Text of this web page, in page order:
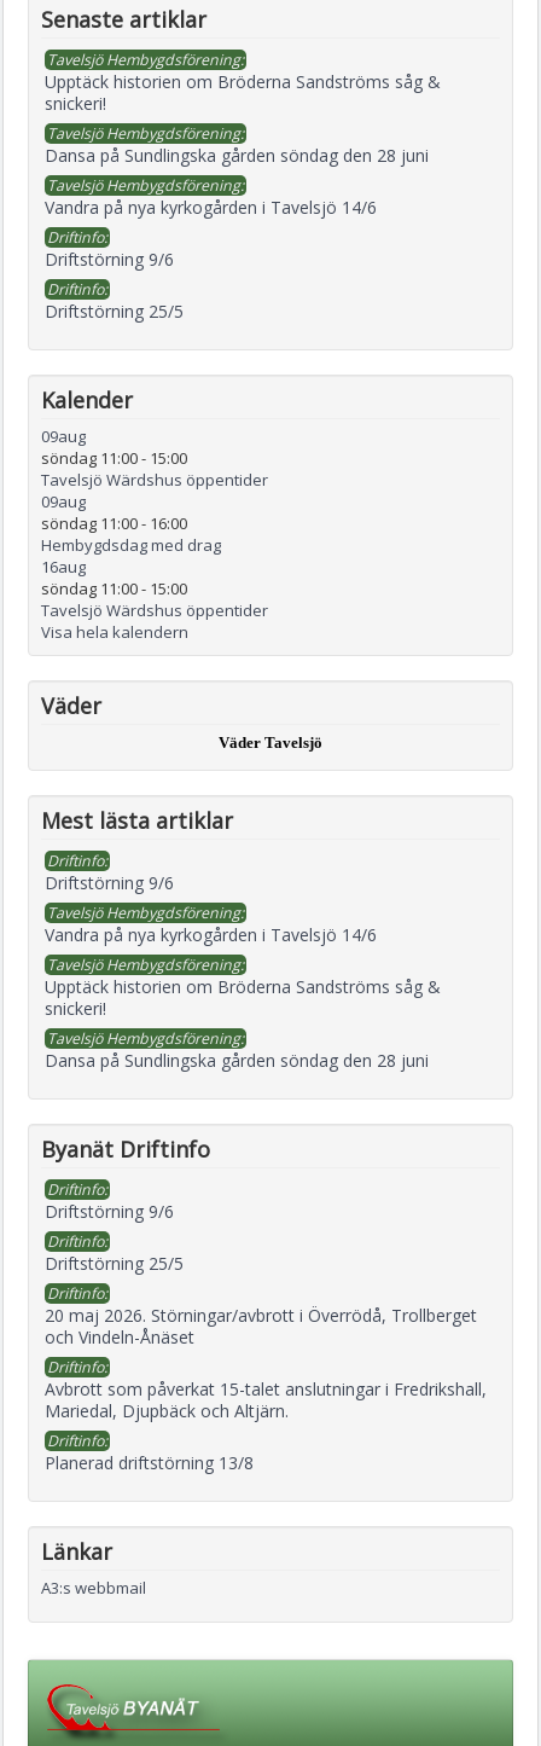
Senaste artiklar
Tavelsjö Hembygdsförening:
Upptäck historien om Bröderna Sandströms såg &
snickeri!
Tavelsjö Hembygdsförening:
Dansa på Sundlingska gården söndag den 28 juni
Tavelsjö Hembygdsförening:
Vandra på nya kyrkogården i Tavelsjö 14/6
Driftinfo:
Driftstörning 9/6
Driftinfo:
Driftstörning 25/5
Kalender
09aug
söndag 11:00- 15:00
Tavelsjö Wärdshus öppentider
09aug
söndag 11:00- 16:00
Hembygdsdag med drag
16aug
söndag 11:00- 15:00
Tavelsjö Wärdshus öppentider
Visa hela kalendern
Väder
Väder Tavelsjö
Mest lästa artiklar
Driftinfo:
Driftstörning 9/6
Tavelsjö Hembygdsförening:
Vandra på nya kyrkogården i Tavelsjö 14/6
Tavelsjö Hembygdsförening:
Upptäck historien om Bröderna Sandströms såg &
snickeri!
Tavelsjö Hembygdsförening:
Dansa på Sundlingska gården söndag den 28 juni
Byanät Driftinfo
Driftinfo:
Driftstörning 9/6
Driftinfo:
Driftstörning 25/5
Driftinfo:
20 maj 2026. Störningar/avbrott i Överrödå, Trollberget
och Vindeln-Ånäset
Driftinfo:
Avbrott som påverkat 15-talet anslutningar i Fredrikshall,
Mariedal, Djupbäck och Altjärn.
Driftinfo:
Planerad driftstörning 13/8
Länkar
A3:s webbmail